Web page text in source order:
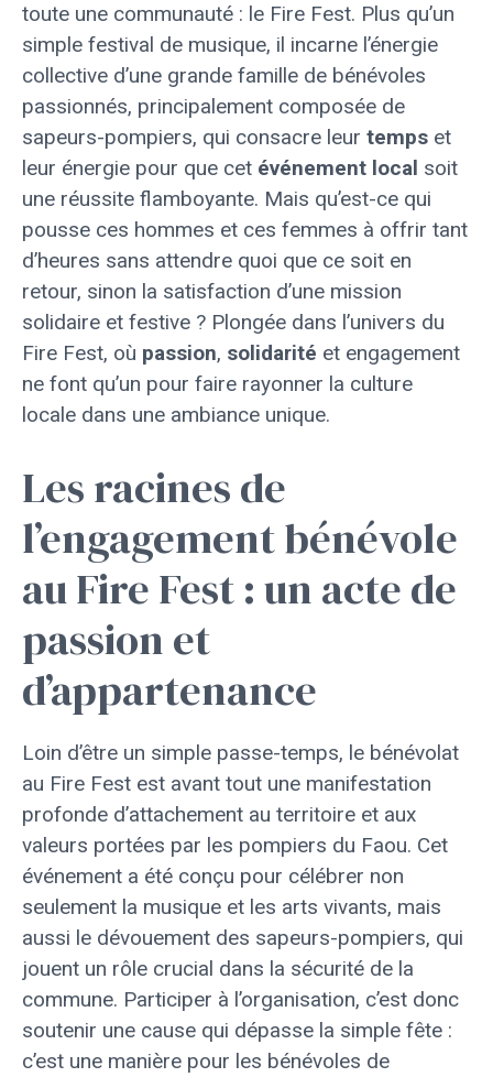
toute une communauté : le Fire Fest. Plus qu’un
simple festival de musique, il incarne l’énergie
collective d’une grande famille de bénévoles
passionnés, principalement composée de
sapeurs-pompiers, qui consacre leur temps et
leur énergie pour que cet événement local soit
une réussite flamboyante. Mais qu’est-ce qui
pousse ces hommes et ces femmes à offrir tant
d’heures sans attendre quoi que ce soit en
retour, sinon la satisfaction d’une mission
solidaire et festive ? Plongée dans l’univers du
Fire Fest, où passion, solidarité et engagement
ne font qu’un pour faire rayonner la culture
locale dans une ambiance unique.
Les racines de
l’engagement bénévole
au Fire Fest : un acte de
passion et
d’appartenance
Loin d’être un simple passe-temps, le bénévolat
au Fire Fest est avant tout une manifestation
profonde d’attachement au territoire et aux
valeurs portées par les pompiers du Faou. Cet
événement a été conçu pour célébrer non
seulement la musique et les arts vivants, mais
aussi le dévouement des sapeurs-pompiers, qui
jouent un rôle crucial dans la sécurité de la
commune. Participer à l’organisation, c’est donc
soutenir une cause qui dépasse la simple fête :
c’est une manière pour les bénévoles de